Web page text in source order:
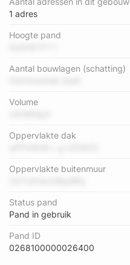
1 adres
Hoogte pand
Aantal bouwlagen (schatting)
Volume
Oppervlakte dak
Oppervlakte buitenmuur
Status pand
Pand in gebruik
Pand ID
0268100000026400